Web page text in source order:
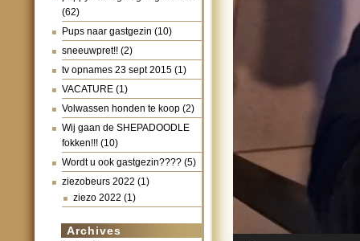
(62)
Pups naar gastgezin (10)
sneeuwpret!! (2)
tv opnames 23 sept 2015 (1)
VACATURE (1)
Volwassen honden te koop (2)
Wij gaan de SHEPADOODLE
fokken!!! (10)
Wordt u ook gastgezin???? (5)
ziezobeurs 2022 (1)
ziezo 2022 (1)
Archives